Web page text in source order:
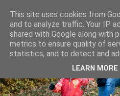
This site uses cookies from
and to analyze traffic. Your IP
shared with Google along with
metrics to ensure quality of
statistics, and to detect and
LEARN MORE